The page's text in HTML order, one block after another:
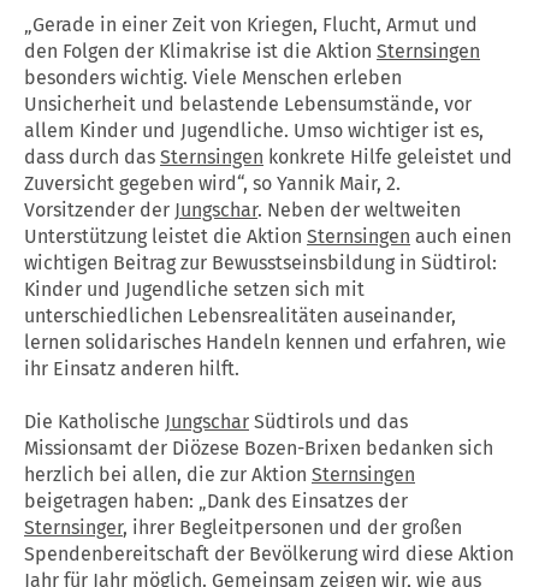
„Gerade in einer Zeit von Kriegen, Flucht, Armut und
den Folgen der Klimakrise ist die Aktion Sternsingen
besonders wichtig. Viele Menschen erleben
Unsicherheit und belastende Lebensumstände, vor
allem Kinder und Jugendliche. Umso wichtiger ist es,
dass durch das Sternsingen konkrete Hilfe geleistet und
Zuversicht gegeben wird“, so Yannik Mair, 2.
Vorsitzender der Jungschar. Neben der weltweiten
Unterstützung leistet die Aktion Sternsingen auch einen
wichtigen Beitrag zur Bewusstseinsbildung in Südtirol:
Kinder und Jugendliche setzen sich mit
unterschiedlichen Lebensrealitäten auseinander,
lernen solidarisches Handeln kennen und erfahren, wie
ihr Einsatz anderen hilft.
Die Katholische Jungschar Südtirols und das
Missionsamt der Diözese Bozen-Brixen bedanken sich
herzlich bei allen, die zur Aktion Sternsingen
beigetragen haben: „Dank des Einsatzes der
Sternsinger, ihrer Begleitpersonen und der großen
Spendenbereitschaft der Bevölkerung wird diese Aktion
Jahr für Jahr möglich. Gemeinsam zeigen wir, wie aus